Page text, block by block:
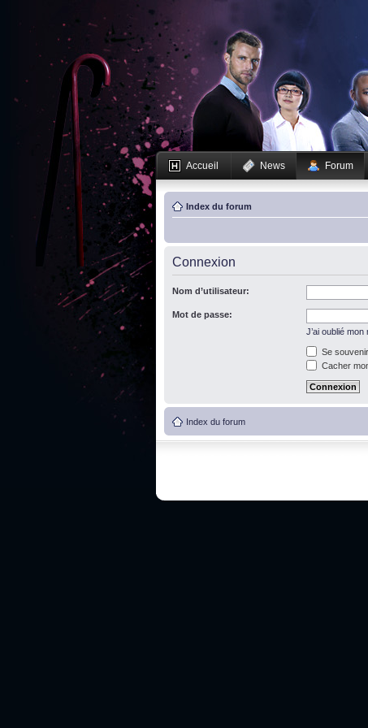
Accueil News Forum
Index du forum
Connexion
Nom d’utilisateur:
Mot de passe:
J’ai oublié
Se
Cacher
Index du forum